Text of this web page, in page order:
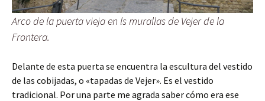
Arco de la puerta vieja en ls murallas de Vejer de la
Frontera.
Delante de esta puerta se encuentra la escultura del vestido
de las cobijadas, o «tapadas de Vejer». Es el vestido
tradicional. Por una parte me agrada saber cómo era ese